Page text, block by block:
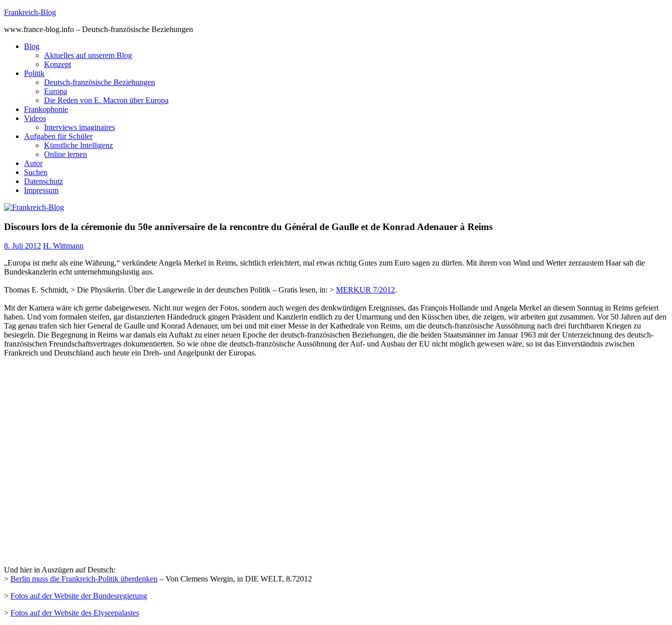
Skip
content
Frankreich-Blog
www.france-blog.info – Deutsch-französische Beziehungen
Blog
Aktuelles auf unserem Blog
Konzept
Politik
Deutsch-französische Beziehungen
Europa
Die Reden von E. Macron über Europa
Frankophonie
Videos
Interviews imaginaires
Aufgaben für Schüler
Künstliche Intelligenz
Online lernen
Autor
Suchen
Datenschutz
Impressum
Discours lors de la céremonie du 50e anniversaire de la rencontre du Général de Gaulle et de Konrad Adenauer à Reims
8. Juli 2012 H. Wittmann
„Europa ist mehr als eine Währung,“ verkündete Angela Merkel in Reims, sichtlich erleichtert, mal etwas richtig Gutes zum Euro sagen zu dürfen. Mit ihrem von Wind und Wetter zerzaustem Haar sah die
Bundeskanzlerin echt unternehmungslustig aus.
Thomas E. Schmidt, > Die Physikerin. Über die Langeweile in der deutschen Politik – Gratis lesen, in: > MERKUR 7/2012.
Mit der Kamera wäre ich gerne dabeigewesen. Nicht nur wegen der Fotos, sondern auch wegen des denkwürdigen Ereignisses, das François Hollande und Angela Merkel an diesem Sonntag in Reims gefeiert
haben. Und vom formalen steifen, gar distanzierten Händedruck gingen Präsident und Kanzlerin endlich zu der Umarmung und den Küsschen über, die zeigen, wir arbeiten gut zusammen. Vor 50 Jahren auf den
Tag genau trafen sich hier General de Gaulle und Konrad Adenauer, um bei und mit einer Messe in der Kathedrale von Reims, um die deutsch-französische Aussöhnung nach drei furchtbaren Kriegen zu
besiegeln. Die Begegnung in Reims war damals ein Auftakt zu einer neuen Epoche der deutsch-französischen Beziehungen, die die beiden Staatsmänner im Januar 1963 mit der Unterzeichnung des deutsch-
französischen Freundschaftsvertrages dokumentierten. So wie ohne die deutsch-französische Aussöhnung der Auf- und Ausbau der EU nicht möglich gewesen wäre, so ist das Einverständnis zwischen
Frankreich und Deutschland auch heute ein Dreh- und Angelpunkt der Europas.
Und hier in Auszügen auf Deutsch:
> Berlin muss die Frankreich-Politik überdenken – Von Clemens Wergin, in DIE WELT, 8.72012
> Fotos auf der Website der Bundesregierung
> Fotos auf der Website des Elyseepalastes